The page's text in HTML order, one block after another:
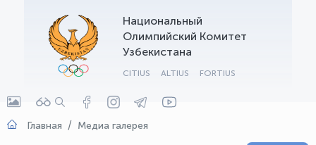
Национальный
Олимпийский Комитет
Узбекистана
CITIUS ALTIUS FORTIUS
Главная Медиа галерея
OLYMPCHIK AI - yordamchi
Онлайн · olympic.uz